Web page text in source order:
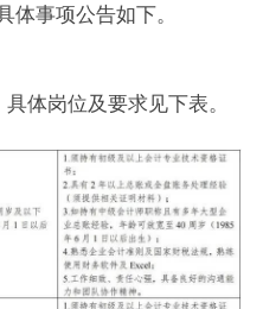
体事项公告如下。
体岗位及要求见下表。